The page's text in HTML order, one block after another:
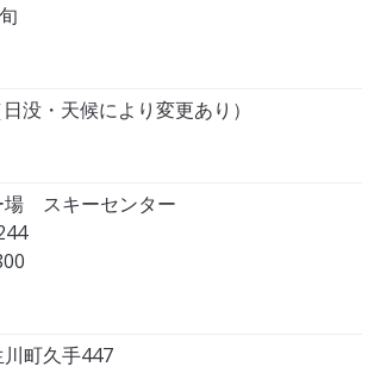
没・天候により変更あり）
場 スキーセンター
町久手447